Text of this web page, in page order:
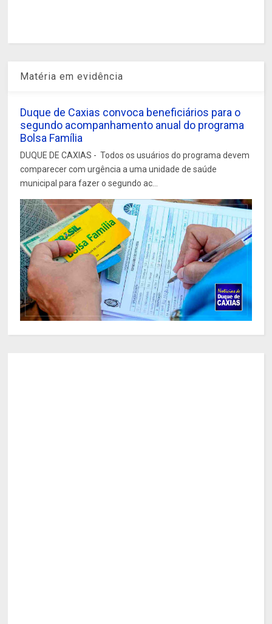
Matéria em evidência
Duque de Caxias convoca beneficiários para o
segundo acompanhamento anual do programa
Bolsa Família
DUQUE DE CAXIAS - Todos os usuários do programa devem
comparecer com urgência a uma unidade de saúde
municipal para fazer o segundo ac...